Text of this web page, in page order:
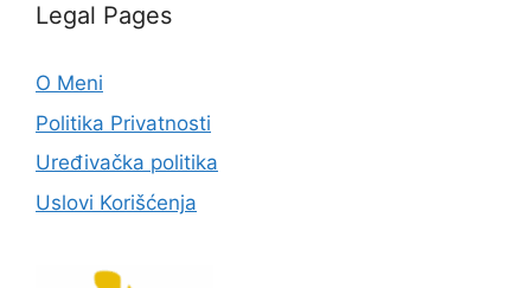
Legal Pages
O Meni
Politika Privatnosti
Uređivačka politika
Uslovi Korišćenja